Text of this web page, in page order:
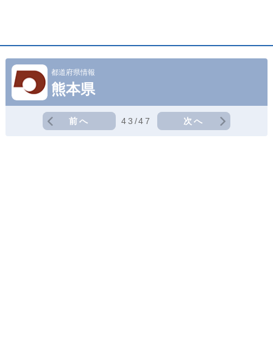
都道府県情報
熊本県
前へ 43/47 次へ